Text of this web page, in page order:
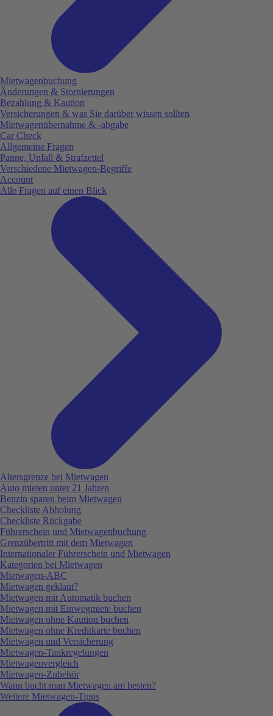
Mietwagenbuchung
Änderungen & Stornierungen
Bezahlung & Kaution
Versicherungen & was Sie darüber wissen sollten
Mietwagenübernahme & -abgabe
Car Check
Allgemeine Fragen
Panne, Unfall & Strafzettel
Verschiedene Mietwagen-Begriffe
Account
Alle Fragen auf einen Blick
Altersgrenze bei Mietwagen
Auto mieten unter 21 Jahren
Benzin sparen beim Mietwagen
Checkliste Abholung
Checkliste Rückgabe
Führerschein und Mietwagenbuchung
Grenzübertritt mit dem Mietwagen
Internationaler Führerschein und Mietwagen
Kategorien bei Mietwagen
Mietwagen-ABC
Mietwagen geklaut?
Mietwagen mit Automatik buchen
Mietwagen mit Einwegmiete buchen
Mietwagen ohne Kaution buchen
Mietwagen ohne Kreditkarte buchen
Mietwagen und Versicherung
Mietwagen-Tankregelungen
Mietwagenvergleich
Mietwagen-Zubehör
Wann bucht man Mietwagen am besten?
Weitere Mietwagen-Tipps